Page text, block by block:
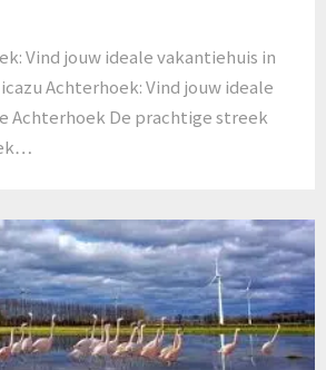
Vind jouw ideale vakantiehuis in
Achterhoek: Vind jouw ideale
Achterhoek De prachtige streek